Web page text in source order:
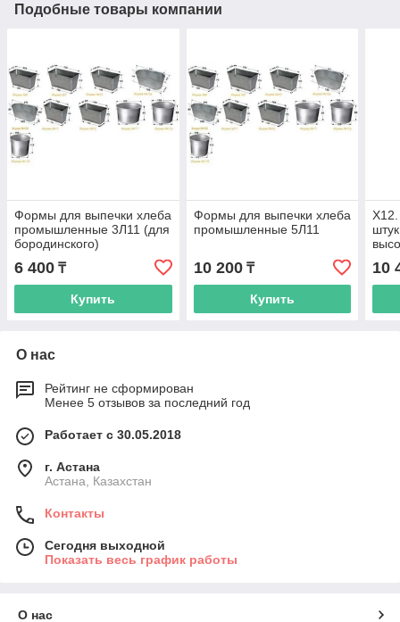
Подобные товары компании
Формы для выпечки хлеба
промышленные 3Л11 (для
бородинского)
6 400 ₸
Купить
Формы для выпечки хлеба
промышленные 5Л11
10 200₸
Купить
10
О нас
Рейтинг не сформирован
Менее 5 отзывов за последний год
Работает с 30.05.2018
г. Астана
Астана, Казахстан
Контакты
Сегодня выходной
Показать весь график работы
О нас